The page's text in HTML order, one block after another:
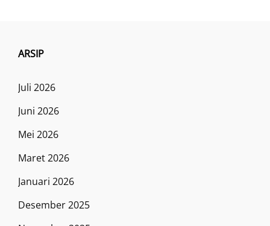
ARSIP
Juli 2026
Juni 2026
Mei 2026
Maret 2026
Januari 2026
Desember 2025